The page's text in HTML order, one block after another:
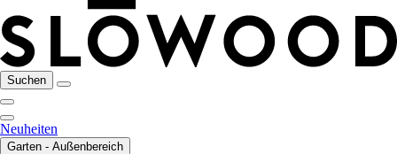
Suchen
Neuheiten
Garten - Außenbereich